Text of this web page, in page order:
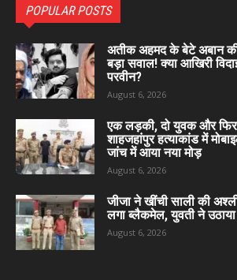
POPULAR POSTS
अतीक अहमद के बेटे अबान
बड़ा सवाल! क्या आखिरी
परवीन?
August 6, 2026
एक लड़की, दो युवक और
शाहजहांपुर हत्याकांड में
जांच में आया नया मोड़
August 6, 2026
जीजा ने खींची साली की
लगा ब्लैकमेल, युवती ने
August 6, 2026